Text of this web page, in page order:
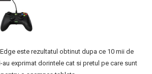
este rezultatul obtinut dupa ce 10 mii de
exprimat dorintele cat si pretul pe care sunt